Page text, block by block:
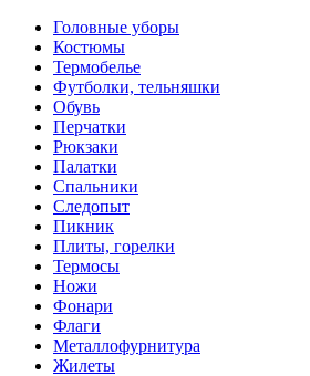
Головные уборы
Костюмы
Термобелье
Футболки, тельняшки
Обувь
Перчатки
Рюкзаки
Палатки
Спальники
Следопыт
Пикник
Плиты, горелки
Термосы
Ножи
Фонари
Флаги
Металлофурнитура
Жилеты